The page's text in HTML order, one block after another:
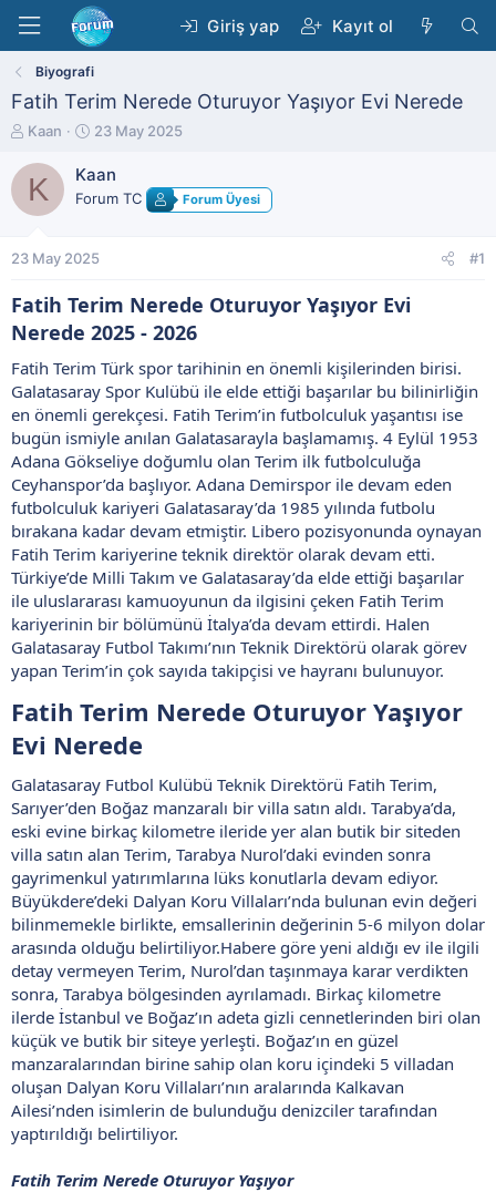
Giriş yap Kayıt ol
Biyografi
Fatih Terim Nerede Oturuyor Yaşıyor Evi Nerede
K
n
b
u
b
ş
l
t
a
n
Kaan
B
ş
a
g
ı
t
a
i
h
i
23 May 2025
K Kaan
Forum TC Forum Üyesi
23 May 2025 #1
Fatih Terim Nerede Oturuyor Yaşıyor Evi
Nerede 2025 - 2026​
Fatih Terim Türk spor tarihinin en önemli kişilerinden birisi.
Galatasaray Spor Kulübü ile elde ettiği başarılar bu bilinirliğin
en önemli gerekçesi. Fatih Terim’in futbolculuk yaşantısı ise
bugün ismiyle anılan Galatasarayla başlamamış. 4 Eylül 1953
Adana Gökseliye doğumlu olan Terim ilk futbolculuğa
Ceyhanspor’da başlıyor. Adana Demirspor ile devam eden
futbolculuk kariyeri Galatasaray’da 1985 yılında futbolu
bırakana kadar devam etmiştir. Libero pozisyonunda oynayan
Fatih Terim kariyerine teknik direktör olarak devam etti.
Türkiye’de Milli Takım ve Galatasaray’da elde ettiği başarılar
ile uluslararası kamuoyunun da ilgisini çeken Fatih Terim
kariyerinin bir bölümünü İtalya’da devam ettirdi. Halen
Galatasaray Futbol Takımı’nın Teknik Direktörü olarak görev
yapan Terim’in çok sayıda takipçisi ve hayranı bulunuyor.
Fatih Terim Nerede Oturuyor Yaşıyor
Evi Nerede​
Galatasaray Futbol Kulübü Teknik Direktörü Fatih Terim,
Sarıyer’den Boğaz manzaralı bir villa satın aldı. Tarabya’da,
eski evine birkaç kilometre ileride yer alan butik bir siteden
villa satın alan Terim, Tarabya Nurol’daki evinden sonra
gayrimenkul yatırımlarına lüks konutlarla devam ediyor.
Büyükdere’deki Dalyan Koru Villaları’nda bulunan evin değeri
bilinmemekle birlikte, emsallerinin değerinin 5-6 milyon dolar
arasında olduğu belirtiliyor.Habere göre yeni aldığı ev ile ilgili
detay vermeyen Terim, Nurol’dan taşınmaya karar verdikten
sonra, Tarabya bölgesinden ayrılamadı. Birkaç kilometre
ilerde İstanbul ve Boğaz’ın adeta gizli cennetlerinden biri olan
küçük ve butik bir siteye yerleşti. Boğaz’ın en güzel
manzaralarından birine sahip olan koru içindeki 5 villadan
oluşan Dalyan Koru Villaları’nın aralarında Kalkavan
Ailesi’nden isimlerin de bulunduğu denizciler tarafından
yaptırıldığı belirtiliyor.
Fatih Terim Nerede Oturuyor Yaşıyor